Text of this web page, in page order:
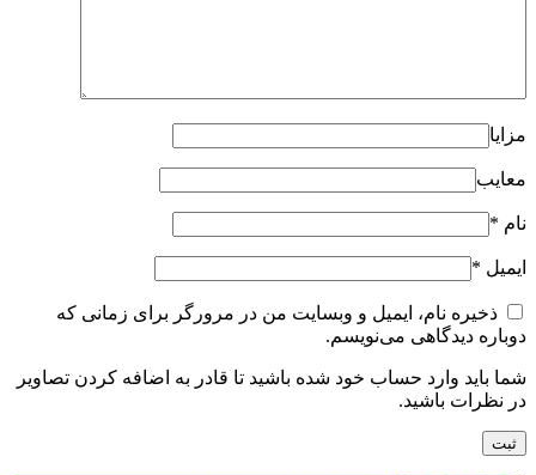
مزایا
معایب
نام *
ایمیل *
ذخیره نام، ایمیل و وبسایت من در مرورگر برای زمانی که
دوباره دیدگاهی می‌نویسم.
شما باید وارد حساب خود شده باشید تا قادر به اضافه کردن تصاویر
در نظرات باشید.